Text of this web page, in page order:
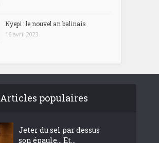
Nyepi : le nouvel an balinais
16 avril 2023
Articles populaires
Jeter du sel par dessus
son épaule… Et...